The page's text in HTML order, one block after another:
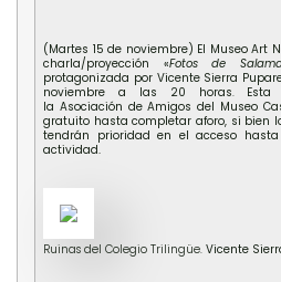
(Martes 15 de noviembre) El Museo Art
charla/proyección «Fotos de
protagonizada por Vicente Sierra
noviembre a las 20 horas.Esta
la Asociación de Amigos del Museo
gratuito hasta completar aforo, si bien
tendrán prioridad en el acceso
actividad.
Ruinas del Colegio Trilingüe. Vicente